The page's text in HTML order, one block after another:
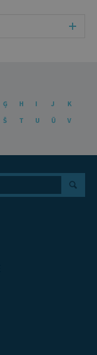
Ģ H I J
K
Š T U Ū
V